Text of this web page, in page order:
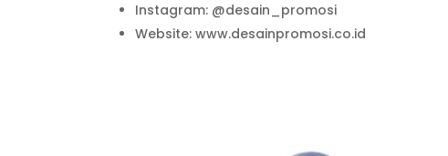
Instagram: @desain_promosi
Website: www.desainpromosi.co.id